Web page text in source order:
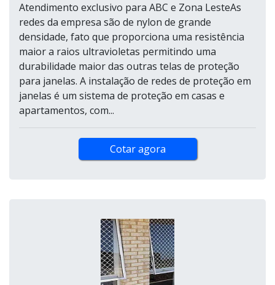
Atendimento exclusivo para ABC e Zona LesteAs
redes da empresa são de nylon de grande
densidade, fato que proporciona uma resistência
maior a raios ultravioletas permitindo uma
durabilidade maior das outras telas de proteção
para janelas. A instalação de redes de proteção em
janelas é um sistema de proteção em casas e
apartamentos, com...
Cotar agora